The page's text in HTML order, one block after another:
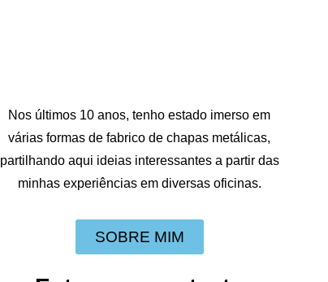
Nos últimos 10 anos, tenho estado imerso em
várias formas de fabrico de chapas metálicas,
partilhando aqui ideias interessantes a partir das
minhas experiências em diversas oficinas.
SOBRE MIM